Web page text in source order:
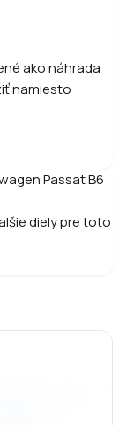
ako náhrada
namiesto
Passat B6
diely pre toto